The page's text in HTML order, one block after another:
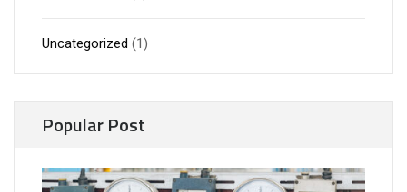
Uncategorized (1)
Popular Post